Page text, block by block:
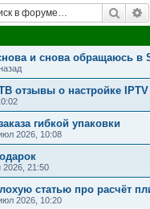
Поиск
и снова обращаюсь в
отзывы о настройке IPTV
гибкой упаковки
2026, 10:08
2026, 21:50
статью про расчёт
2026, 10:20